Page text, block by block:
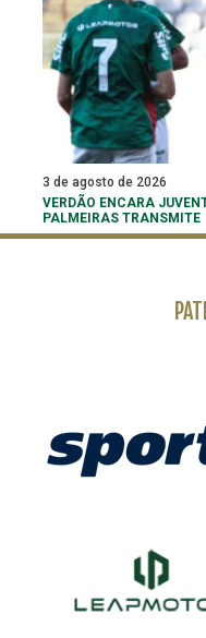
3 de agosto de 2026
VERDÃO ENCARA
PALMEIRAS TRANSMITE